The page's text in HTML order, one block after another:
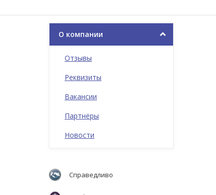
О компании
Отзывы
Реквизиты
Вакансии
Партнёры
Новости
Справедливо